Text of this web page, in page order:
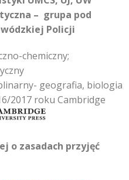
– grupa pod
Policji
chemiczny;
geografia, biologia
2017 roku Cambridge
o zasadach przyjęć